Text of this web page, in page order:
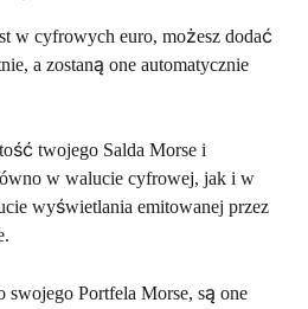
w cyfrowych euro, możesz dodać
a zostaną one automatycznie
twojego Salda Morse i
w walucie cyfrowej, jak i w
wyświetlania emitowanej przez
swojego Portfela Morse, są one